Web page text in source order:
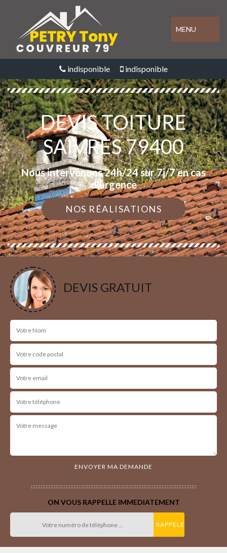
MENU
indisponible indisponible
DEVIS TOITURE
SAIVRES 79400
Nous intervenons 24h/24 sur 7j/7 en cas
d'urgence
NOS RÉALISATIONS
DEVIS GRATUIT
ON VOUS RAPPELLE IMMEDIATEMENT